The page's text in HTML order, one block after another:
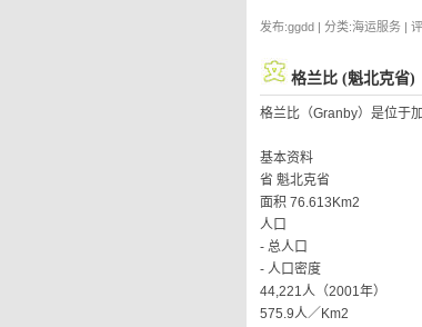
发布:ggdd | 分类:海运服务 |
格兰比 (魁北克省)
格兰比（Granby）是位于
基本资料
省 魁北克省
面积 76.613Km2
人口
- 总人口
- 人口密度
44,221人（2001年）
575.9人／Km2